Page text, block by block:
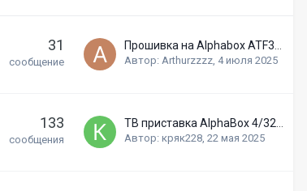
31
сообщение Автор: Arthurzzzz, 4 июля 2025
133
сообщения Автор: кряк228, 22 мая 2025